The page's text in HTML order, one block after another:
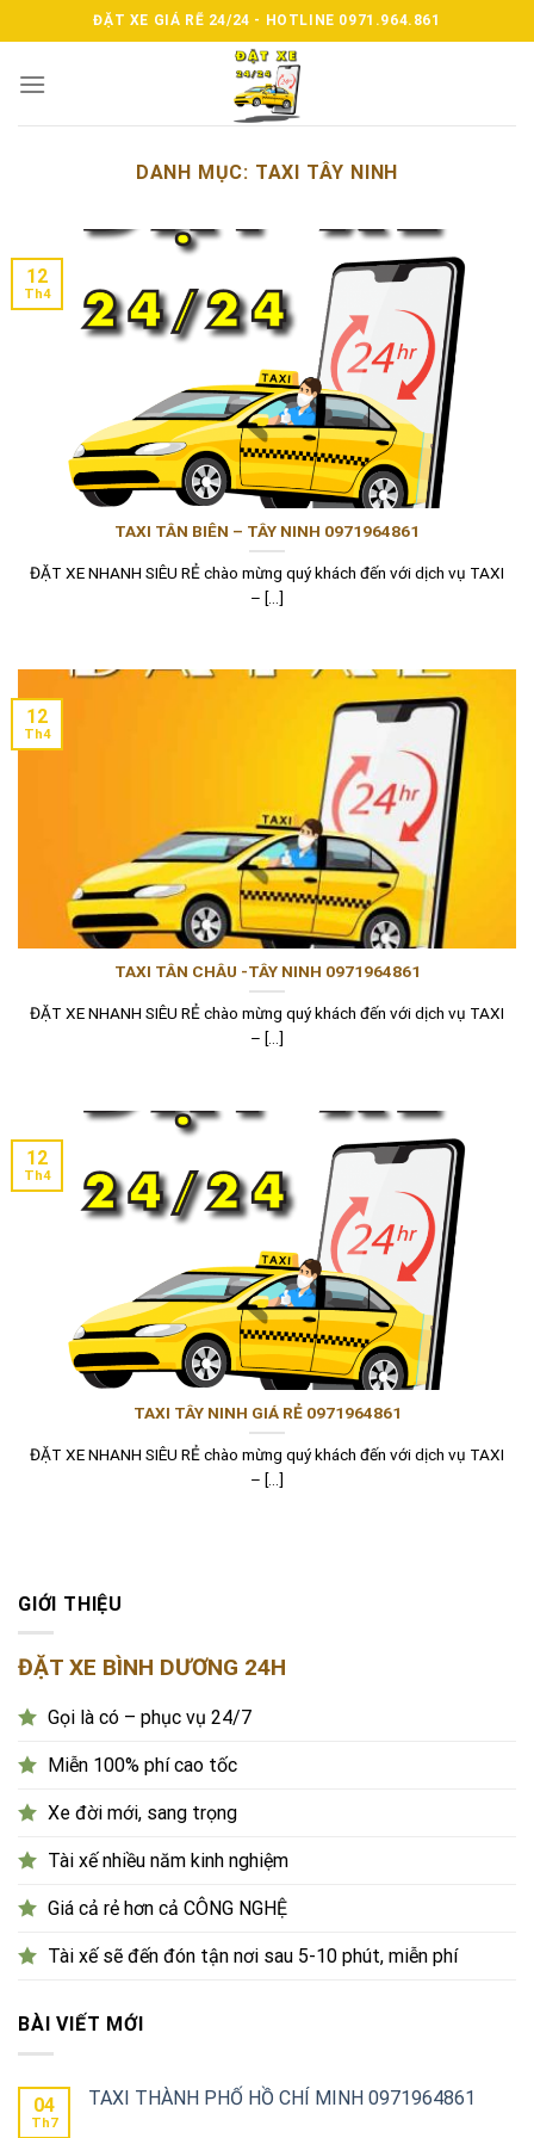
to
content
ĐẶT XE GIÁ RẼ 24/24 - HOTLINE 0971.964.861
DANH MỤC: TAXI TÂY NINH
TAXI TÂN BIÊN – TÂY NINH 0971964861
ĐẶT XE NHANH SIÊU RẺ chào mừng quý khách đến với dịch vụ TAXI
– [...]
12
Th4
TAXI TÂN CHÂU -TÂY NINH 0971964861
ĐẶT XE NHANH SIÊU RẺ chào mừng quý khách đến với dịch vụ TAXI
– [...]
12
Th4
TAXI TÂY NINH GIÁ RẺ 0971964861
ĐẶT XE NHANH SIÊU RẺ chào mừng quý khách đến với dịch vụ TAXI
– [...]
12
Th4
GIỚI THIỆU
ĐẶT XE BÌNH DƯƠNG 24H
Gọi là có – phục vụ 24/7
Miễn 100% phí cao tốc
Xe đời mới, sang trọng
Tài xế nhiều năm kinh nghiệm
Giá cả rẻ hơn cả CÔNG NGHỆ
Tài xế sẽ đến đón tận nơi sau 5-10 phút, miễn phí
BÀI VIẾT MỚI
04
Th7
TAXI THÀNH PHỐ HỒ CHÍ MINH 0971964861